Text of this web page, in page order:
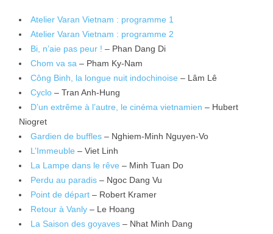
Atelier Varan Vietnam : programme 1
Atelier Varan Vietnam : programme 2
Bi, n’aie pas peur ! – Phan Dang Di
Chom va sa – Pham Ky-Nam
Công Binh, la longue nuit indochinoise – Lâm Lê
Cyclo – Tran Anh-Hung
D’un extrême à l’autre, le cinéma vietnamien – Hubert
Niogret
Gardien de buffles – Nghiem-Minh Nguyen-Vo
L’Immeuble – Viet Linh
La Lampe dans le rêve – Minh Tuan Do
Perdu au paradis – Ngoc Dang Vu
Point de départ – Robert Kramer
Retour à Vanly – Le Hoang
La Saison des goyaves – Nhat Minh Dang